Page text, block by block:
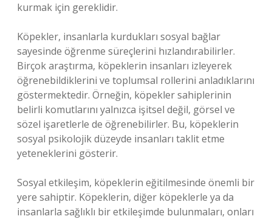
kurmak için gereklidir.
Köpekler, insanlarla kurdukları sosyal bağlar
sayesinde öğrenme süreçlerini hızlandırabilirler.
Birçok araştırma, köpeklerin insanları izleyerek
öğrenebildiklerini ve toplumsal rollerini anladıklarını
göstermektedir. Örneğin, köpekler sahiplerinin
belirli komutlarını yalnızca işitsel değil, görsel ve
sözel işaretlerle de öğrenebilirler. Bu, köpeklerin
sosyal psikolojik düzeyde insanları taklit etme
yeteneklerini gösterir.
Sosyal etkileşim, köpeklerin eğitilmesinde önemli bir
yere sahiptir. Köpeklerin, diğer köpeklerle ya da
insanlarla sağlıklı bir etkileşimde bulunmaları, onları